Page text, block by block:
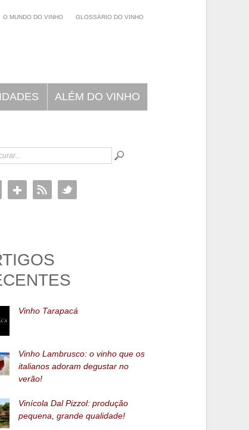
O MUNDO DO VINHO GLOSSÁRIO DO VINHO
ALÉM DO VINHO
Vinho Tarapacá
Vinho Lambrusco: o vinho que os
italianos adoram degustar no
verão!
Vinícola Dal Pizzol: produção
pequena, grande qualidade!